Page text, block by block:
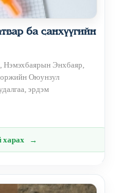
ба санхүүгийн
Нэмэхбаярын Энхбаяр,
Оюунзул
эрдэм
харах